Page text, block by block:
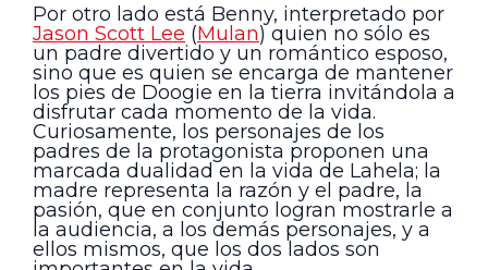
Por otro lado está Benny, interpretado por
Jason Scott Lee (Mulan) quien no sólo es
un padre divertido y un romántico esposo,
sino que es quien se encarga de mantener
los pies de Doogie en la tierra invitándola a
disfrutar cada momento de la vida.
Curiosamente, los personajes de los
padres de la protagonista proponen una
marcada dualidad en la vida de Lahela; la
madre representa la razón y el padre, la
pasión, que en conjunto logran mostrarle a
la audiencia, a los demás personajes, y a
ellos mismos, que los dos lados son